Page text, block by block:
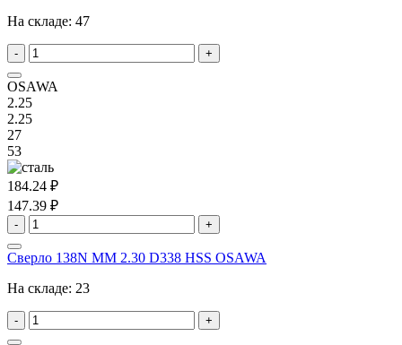
На складе: 47
- +
OSAWA
2.25
2.25
27
53
184.24 ₽
147.39 ₽
- +
Сверло 138N MM 2.30 D338 HSS OSAWA
На складе: 23
- +